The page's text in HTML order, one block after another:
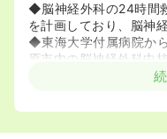
◆脳神経外科の24時間
を計画しており、脳神
◆東海大学付属病院か
原市内の脳神経外科中
◆脳神経外科に注力し